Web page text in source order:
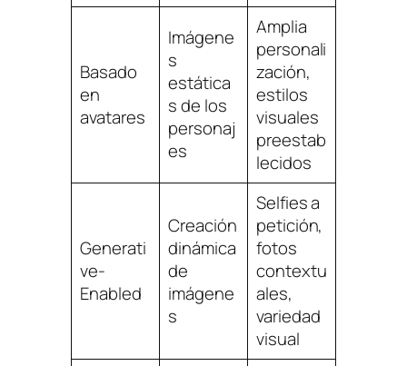
Basado
en
avatares
Imágene
s
estática
s de los
personaj
es
Amplia
personali
zación,
estilos
visuales
preestab
lecidos
Generati
ve-
Enabled
Creación
dinámica
de
imágene
s
Selfies a
petición,
fotos
contextu
ales,
variedad
visual